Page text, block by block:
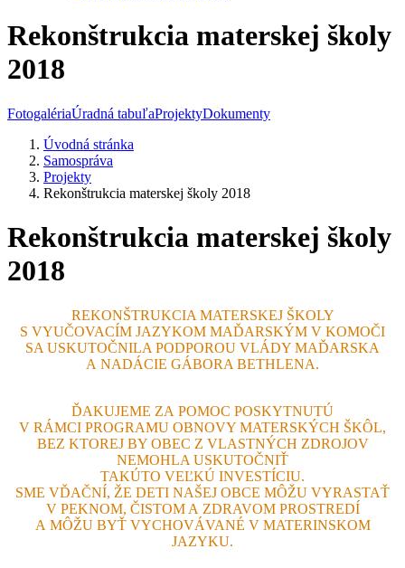
Rekonštrukcia materskej školy
2018
FotogalériaÚradná tabuľaProjektyDokumenty
Úvodná stránka
Samospráva
Projekty
Rekonštrukcia materskej školy 2018
Rekonštrukcia materskej školy
2018
REKONŠTRUKCIA MATERSKEJ ŠKOLY
S VYUČOVACÍM JAZYKOM MAĎARSKÝM V KOMOČI
SA USKUTOČNILA PODPOROU VLÁDY MAĎARSKA
A NADÁCIE GÁBORA BETHLENA.
ĎAKUJEME ZA POMOC POSKYTNUTÚ
V RÁMCI PROGRAMU OBNOVY MATERSKÝCH ŠKÔL,
BEZ KTOREJ BY OBEC Z VLASTNÝCH ZDROJOV
NEMOHLA USKUTOČNIŤ
TAKÚTO VEĽKÚ INVESTÍCIU.
SME VĎAČNÍ, ŽE DETI NAŠEJ OBCE MÔŽU VYRASTAŤ
V PEKNOM, ČISTOM A ZDRAVOM PROSTREDÍ
A MÔŽU BYŤ VYCHOVÁVANÉ V MATERINSKOM
JAZYKU.